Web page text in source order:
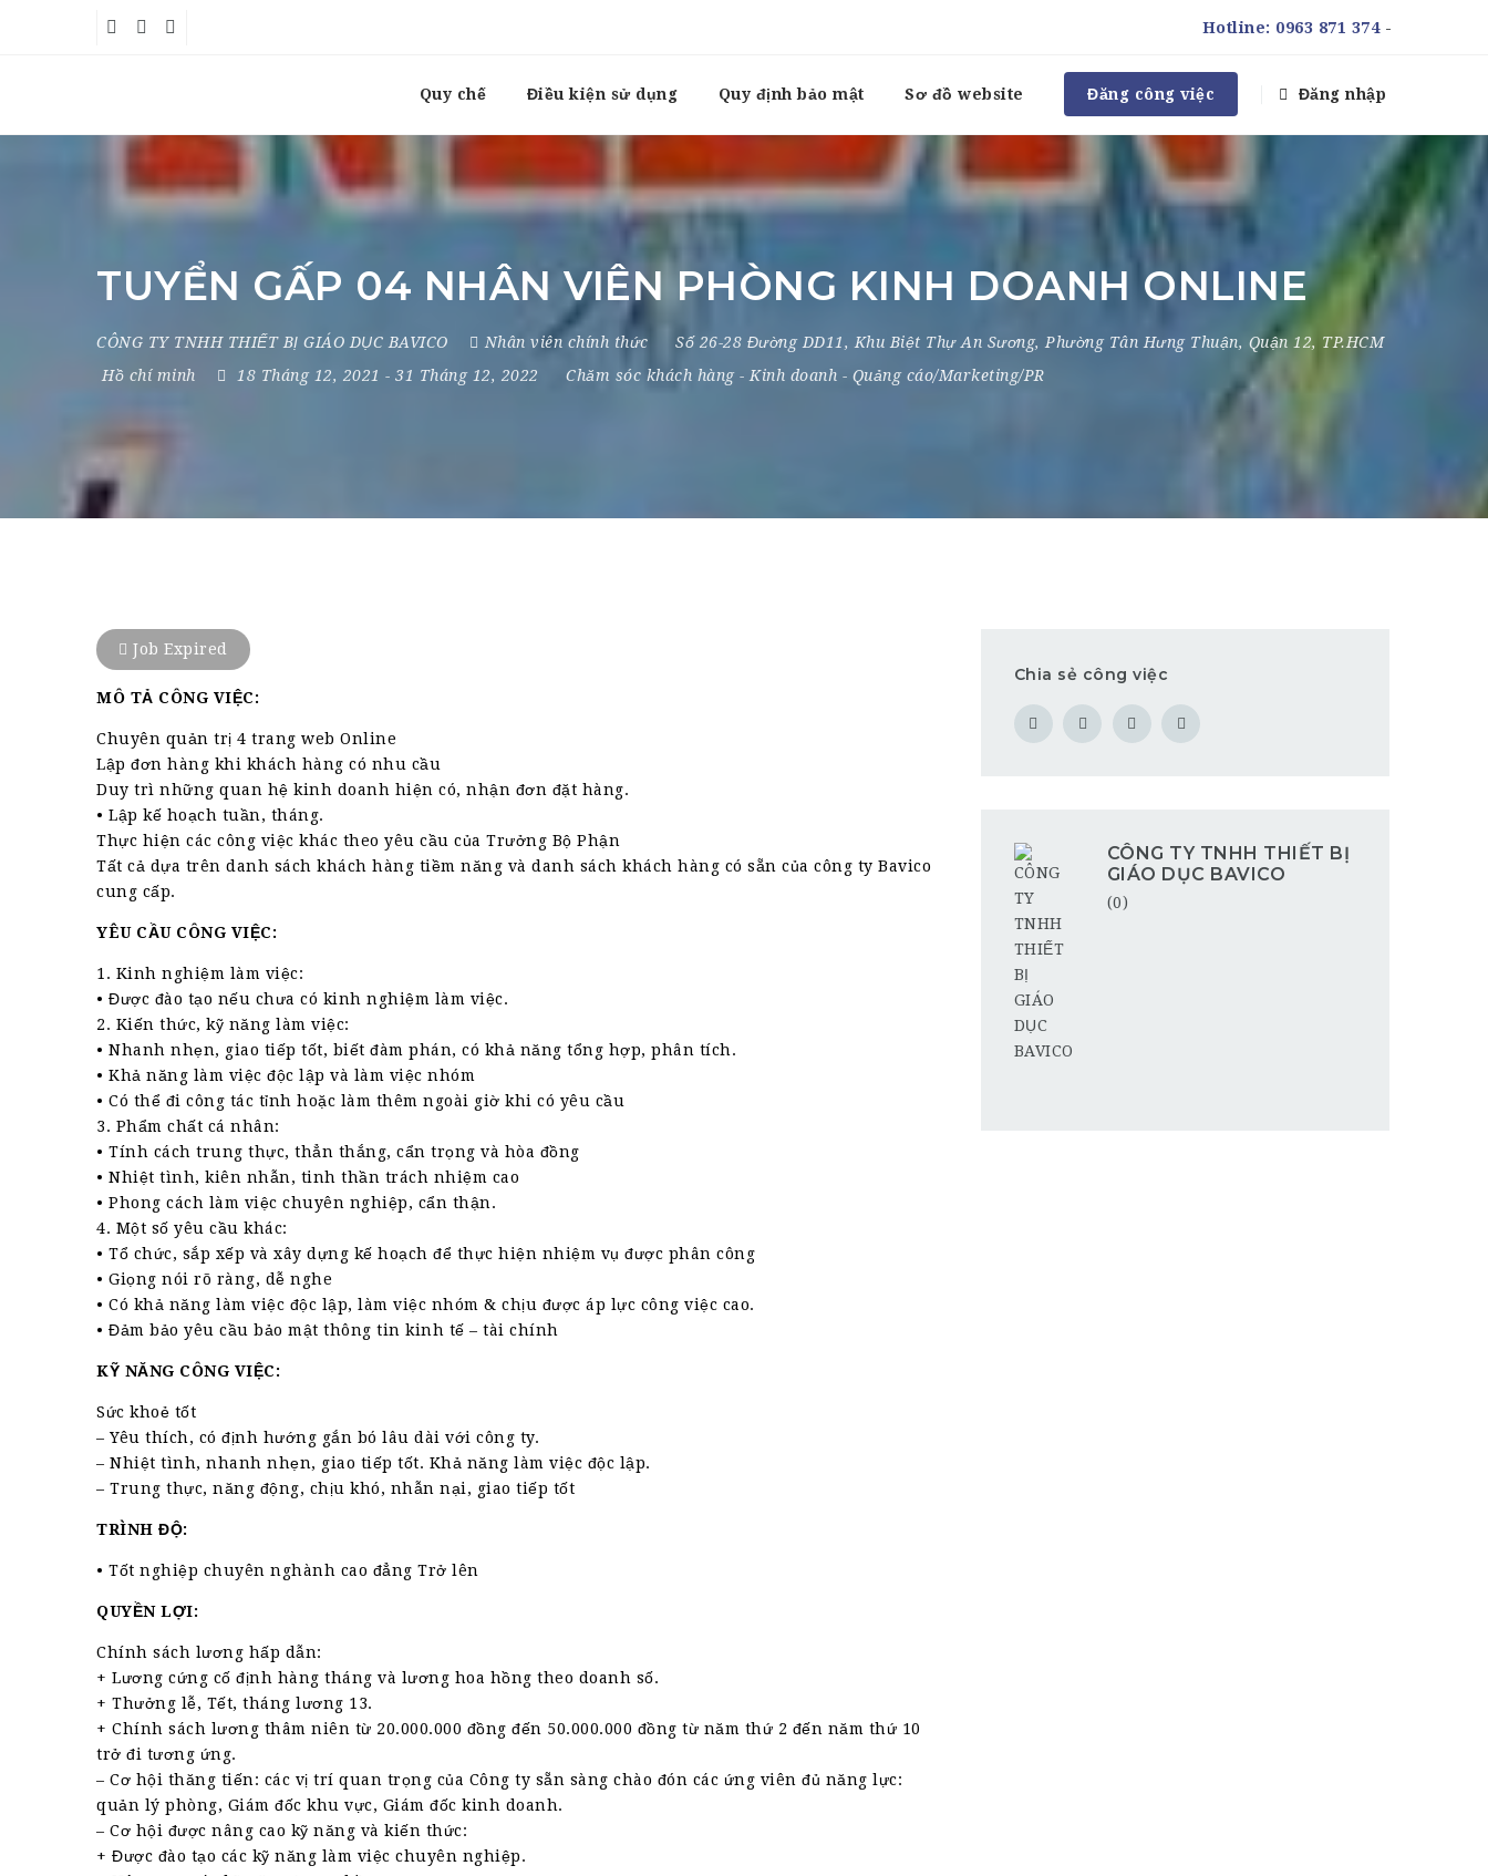
Hotline: 0963 871 374-
Quy chế Điều kiện sử dụng Quy định bảo mật Sơ đồ website Đăng công việc Đăng nhập
TUYỂN GẤP 04 NHÂN VIÊN PHÒNG KINH DOANH ONLINE
CÔNG TY TNHH THIẾT BỊ GIÁO DỤC BAVICO Nhân viên chính thức Số 26-28 Đường DD11, Khu Biệt Thự An Sương, Phường Tân Hưng Thuận, Quận 12, TP.HCM
Hồ chí minh
18 Tháng 12, 2021 - 31 Tháng 12, 2022 Chăm sóc khách hàng- Kinh doanh - Quảng cáo/Marketing/PR
Job Expired
MÔ TẢ CÔNG VIỆC:
Chuyên quản trị 4 trang web Online
Lập đơn hàng khi khách hàng có nhu cầu
Duy trì những quan hệ kinh doanh hiện có, nhận đơn đặt hàng.
• Lập kế hoạch tuần, tháng.
Thực hiện các công việc khác theo yêu cầu của Trưởng Bộ Phận
Tất cả dựa trên danh sách khách hàng tiềm năng và danh sách khách hàng có sẵn của công ty Bavico
cung cấp.
YÊU CẦU CÔNG VIỆC:
1. Kinh nghiệm làm việc:
• Được đào tạo nếu chưa có kinh nghiệm làm việc.
2. Kiến thức, kỹ năng làm việc:
• Nhanh nhẹn, giao tiếp tốt, biết đàm phán, có khả năng tổng hợp, phân tích.
• Khả năng làm việc độc lập và làm việc nhóm
• Có thể đi công tác tỉnh hoặc làm thêm ngoài giờ khi có yêu cầu
3. Phẩm chất cá nhân:
• Tính cách trung thực, thẳn thắng, cẩn trọng và hòa đồng
• Nhiệt tình, kiên nhẫn, tinh thần trách nhiệm cao
• Phong cách làm việc chuyên nghiệp, cẩn thận.
4. Một số yêu cầu khác:
• Tổ chức, sắp xếp và xây dựng kế hoạch để thực hiện nhiệm vụ được phân công
• Giọng nói rõ ràng, dễ nghe
• Có khả năng làm việc độc lập, làm việc nhóm & chịu được áp lực công việc cao.
• Đảm bảo yêu cầu bảo mật thông tin kinh tế – tài chính
KỸ NĂNG CÔNG VIỆC:
Sức khoẻ tốt
– Yêu thích, có định hướng gắn bó lâu dài với công ty.
– Nhiệt tình, nhanh nhẹn, giao tiếp tốt. Khả năng làm việc độc lập.
– Trung thực, năng động, chịu khó, nhẫn nại, giao tiếp tốt
TRÌNH ĐỘ:
• Tốt nghiệp chuyên nghành cao đẳng Trở lên
QUYỀN LỢI:
Chính sách lương hấp dẫn:
+ Lương cứng cố định hàng tháng và lương hoa hồng theo doanh số.
+ Thưởng lễ, Tết, tháng lương 13.
+ Chính sách lương thâm niên từ 20.000.000 đồng đến 50.000.000 đồng từ năm thứ 2 đến năm thứ 10
trở đi tương ứng.
– Cơ hội thăng tiến: các vị trí quan trọng của Công ty sẵn sàng chào đón các ứng viên đủ năng lực:
quản lý phòng, Giám đốc khu vực, Giám đốc kinh doanh.
– Cơ hội được nâng cao kỹ năng và kiến thức:
+ Được đào tạo các kỹ năng làm việc chuyên nghiệp.
Chia sẻ công việc
CÔNG TY TNHH THIẾT BỊ
GIÁO DỤC BAVICO
(0)